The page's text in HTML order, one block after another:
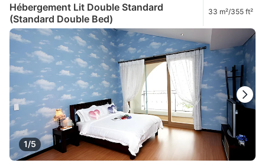
Hébergement Lit Double Standard
(Standard Double Bed)
33 m²/355 ft²
1/5